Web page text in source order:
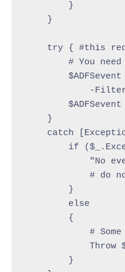
        }
    }
try { #this
# You
-
    }
catch
if
"No
# do
        }
        else
        {
#
Throw
        }